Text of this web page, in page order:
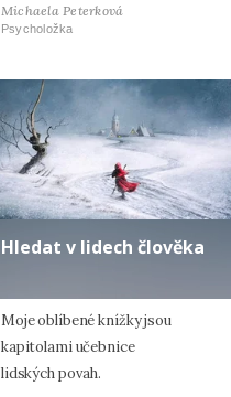
Michaela Peterková
Psycholožka
Hledat v lidech člověka
Moje oblíbené knížky jsou
kapitolami učebnice
lidských povah.